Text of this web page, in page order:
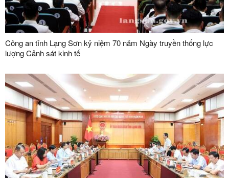
Công an tỉnh Lạng Sơn kỷ niệm 70 năm Ngày truyền thống lực
lượng Cảnh sát kinh tế